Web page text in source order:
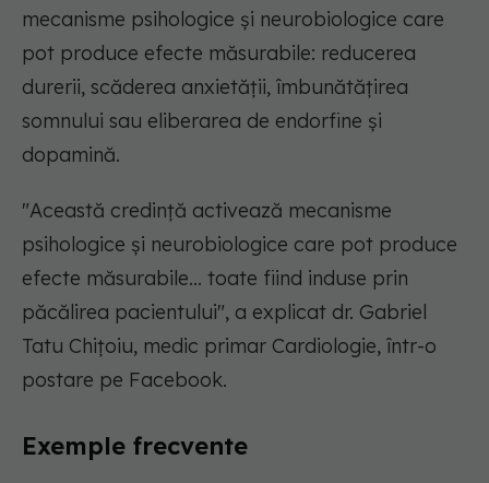
mecanisme psihologice și neurobiologice care
pot produce efecte măsurabile: reducerea
durerii, scăderea anxietății, îmbunătățirea
somnului sau eliberarea de endorfine și
dopamină.
"Această credință activează mecanisme
psihologice și neurobiologice care pot produce
efecte măsurabile... toate fiind induse prin
păcălirea pacientului", a explicat dr. Gabriel
Tatu Chițoiu, medic primar Cardiologie, într-o
postare pe Facebook.
Exemple frecvente